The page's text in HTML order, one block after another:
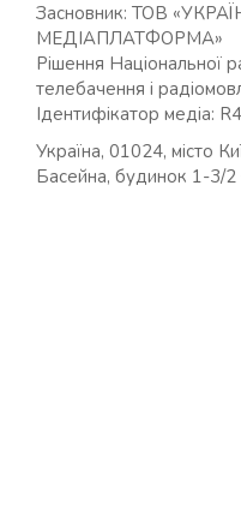
Засновник: ТОВ
МЕДІАПЛАТФОРМА»
Рішення Національної
телебачення і
Ідентифікатор медіа:
Україна, 01024, місто
Басейна, будинок 1-3/